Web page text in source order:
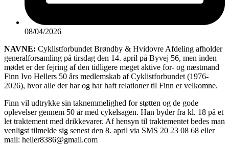
08/04/2026
NAVNE: Cyklistforbundet Brøndby & Hvidovre Afdeling afholder
generalforsamling på tirsdag den 14. april på Byvej 56, men inden
mødet er der fejring af den tidligere meget aktive for- og næstmand
Finn Ivo Hellers 50 års medlemskab af Cyklistforbundet (1976-
2026), hvor alle der har og har haft relationer til Finn er velkomne.
Finn vil udtrykke sin taknemmelighed for støtten og de gode
oplevelser gennem 50 år med cykelsagen. Han byder fra kl. 18 på et
let traktement med drikkevarer. Af hensyn til traktementet bedes man
venligst tilmelde sig senest den 8. april via SMS 20 23 08 68 eller
mail: heller8386@gmail.com